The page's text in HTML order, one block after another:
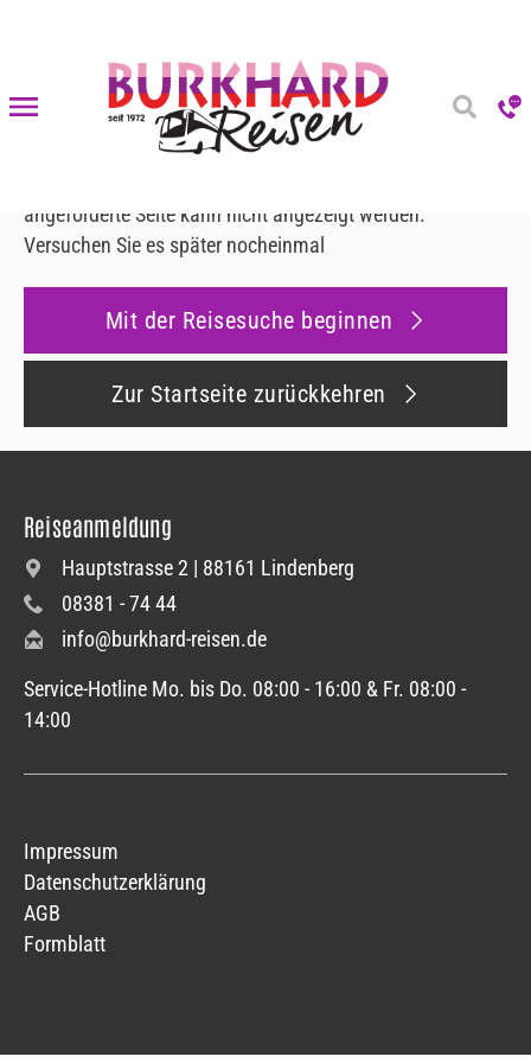
Fehler 500
Es ist ein Fehler aufgetreten
angeforderte Seite kann nicht angezeigt werden.
Versuchen Sie es später nocheinmal
Mit der Reisesuche beginnen
Zur Startseite zurückkehren
Reiseanmeldung
Hauptstrasse 2 | 88161 Lindenberg
08381 - 74 44
info@burkhard-reisen.de
Service-Hotline Mo. bis Do. 08:00 - 16:00 & Fr. 08:00 -
14:00
Impressum
Datenschutzerklärung
AGB
Formblatt